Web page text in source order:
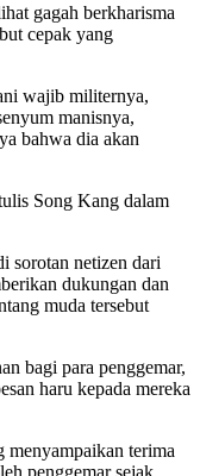
gagah berkharisma
cepak yang
wajib militernya,
manisnya,
bahwa dia akan
Song Kang dalam
sorotan netizen dari
dukungan dan
muda tersebut
bagi para penggemar,
haru kepada mereka
terima
penggemar sejak